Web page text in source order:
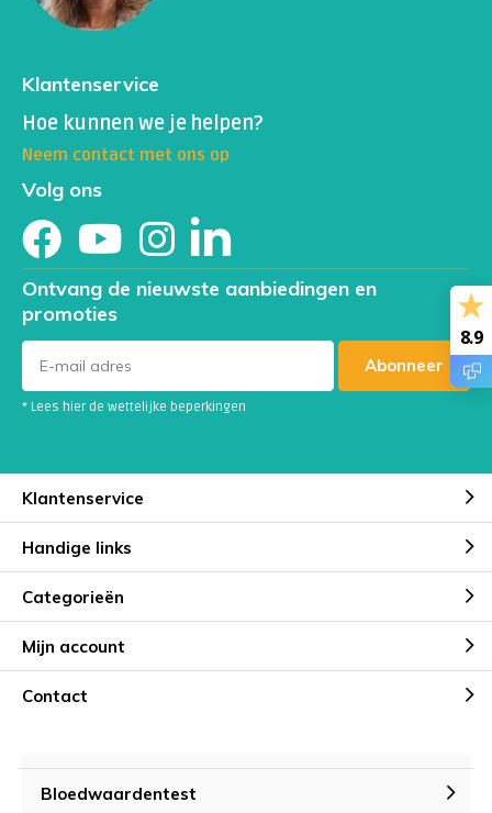
Klantenservice
Hoe kunnen we je helpen?
Neem contact met ons op
Volg ons
Ontvang de nieuwste aanbiedingen en
promoties
Abonneer
* Lees hier de wettelijke beperkingen
Klantenservice
Handige links
Categorieën
Mijn account
Contact
Bloedwaardentest
8.9